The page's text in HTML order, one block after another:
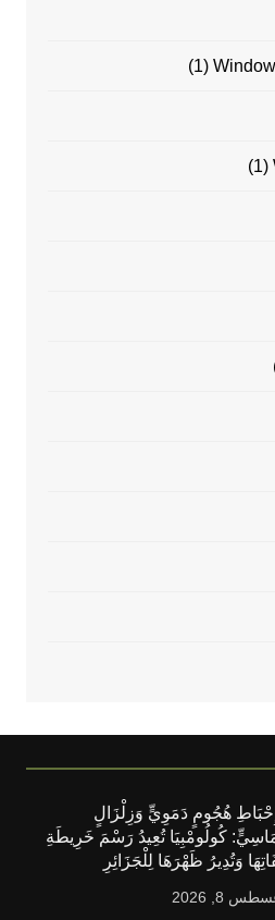
(1)
(1)
هُجُومٍ دَمَوِيٍّ وَزِلْزَالٍ
كُولُومْبِيَا تُعِيدُ رَسْمَ خَرِيطَةِ
وَتُدِيرُ ظَهْرَهَا لِلْجَزَائِرِ
8, 2026